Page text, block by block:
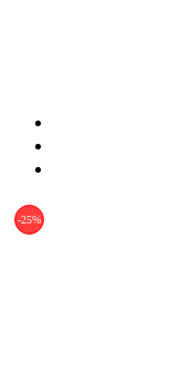
-25%